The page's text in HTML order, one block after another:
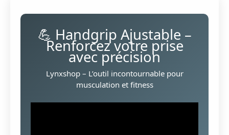
💪 Handgrip Ajustable –
Renforcez votre prise
avec précision
Lynxshop – L’outil incontournable pour
musculation et fitness